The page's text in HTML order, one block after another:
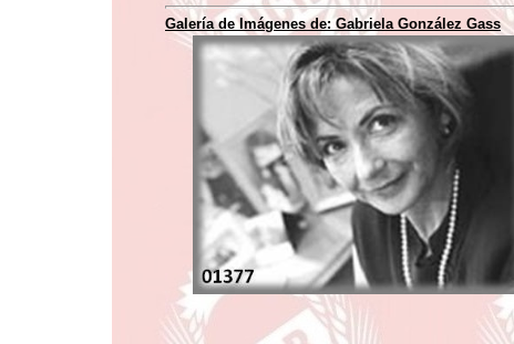
Galería de Imágenes de: Gabriela González Gass